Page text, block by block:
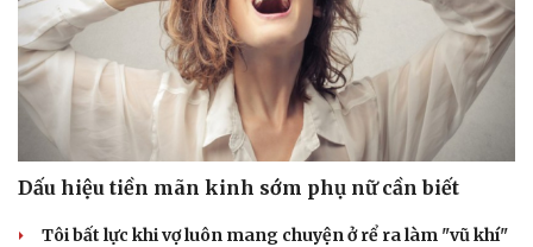
Dấu hiệu tiền mãn kinh sớm phụ nữ cần biết
Tôi bất lực khi vợ luôn mang chuyện ở rể ra làm "vũ khí"